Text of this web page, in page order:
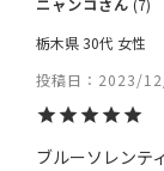
ニャンコ
7
栃木県30代 女性
投稿日
2023/
ブルーソレンテ